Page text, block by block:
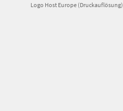
Logo Host Europe (Druckauflösung)